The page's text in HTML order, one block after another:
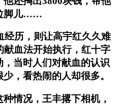
脚儿……
经历，则让高宇红久久难
献血法开始执行，红十字
当时人们对献血的认识
，看热闹的人却很多。
情况，王丰撂下相机，